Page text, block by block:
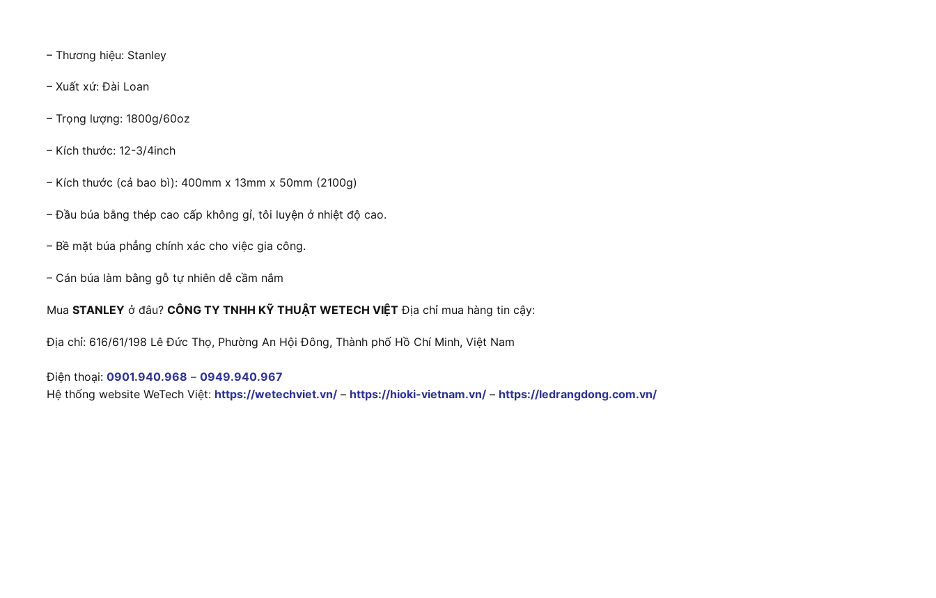
– Thương hiệu: Stanley
– Xuất xứ: Đài Loan
– Trọng lượng: 1800g/60oz
– Kích thước: 12-3/4inch
– Kích thước (cả bao bì): 400mm x 13mm x 50mm (2100g)
– Đầu búa bằng thép cao cấp không gỉ, tôi luyện ở nhiệt độ cao.
– Bề mặt búa phẳng chính xác cho việc gia công.
– Cán búa làm bằng gỗ tự nhiên dễ cầm nắm
Mua STANLEY ở đâu? CÔNG TY TNHH KỸ THUẬT WETECH VIỆT Địa chỉ mua hàng tin cậy:
Địa chỉ: 616/61/198 Lê Đức Thọ, Phường An Hội Đông, Thành phố Hồ Chí Minh, Việt Nam
Điện thoại: 0901.940.968 – 0949.940.967
Hệ thống website WeTech Việt: https://wetechviet.vn/ – https://hioki-vietnam.vn/ – https://ledrangdong.com.vn/